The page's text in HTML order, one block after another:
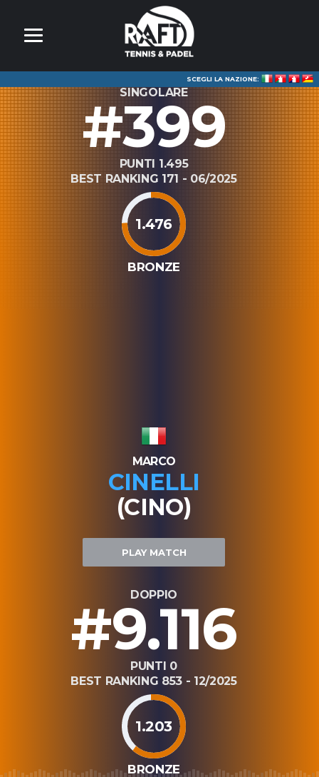
SCEGLI LA NAZIONE:
SINGOLARE
#399
PUNTI 1.495
BEST RANKING 171 - 06/2025
1.476
BRONZE
MARCO
CINELLI
(CINO)
PLAY MATCH
DOPPIO
#9.116
PUNTI 0
BEST RANKING 853 - 12/2025
1.203
BRONZE